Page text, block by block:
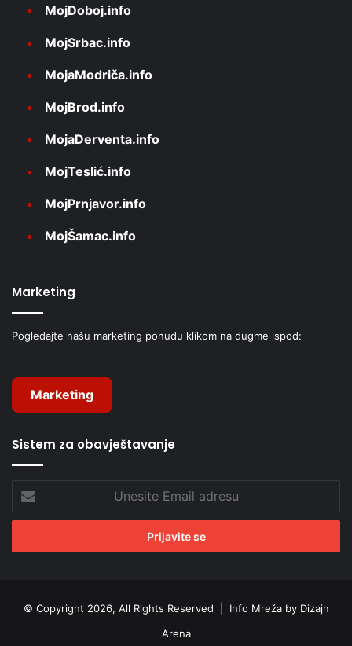
MojDoboj.info
MojSrbac.info
MojaModriča.info
MojBrod.info
MojaDerventa.info
MojTeslić.info
MojPrnjavor.info
MojŠamac.info
Marketing
Pogledajte našu marketing ponudu klikom na dugme ispod:
Marketing
Sistem za obavještavanje
Email
adresu
© Copyright 2026, All Rights Reserved | Info Mreža by Dizajn
Arena